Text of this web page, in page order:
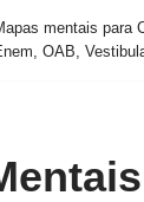
mentais para
OAB,